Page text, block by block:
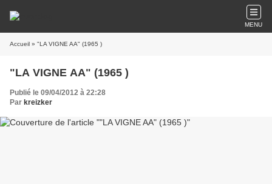
MENU
Accueil » "LA VIGNE AA" (1965 )
"LA VIGNE AA" (1965 )
Publié le 09/04/2012 à 22:28
Par kreizker